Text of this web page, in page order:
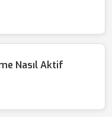
Nasıl Aktif